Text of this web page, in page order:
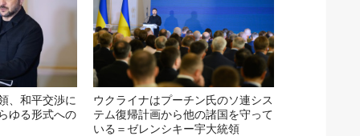
、和平交渉に
ゆる形式への
ウクライナはプーチン氏のソ連シス
テム復帰計画から他の諸国を守って
いる＝ゼレンシキー宇大統領